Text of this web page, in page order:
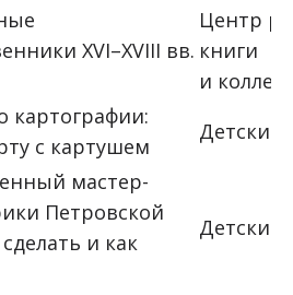
XVI–XVIII вв.
Центр
книги
и
картографии:
с картушем
Детский
мастер-
Петровской
и как
Детский